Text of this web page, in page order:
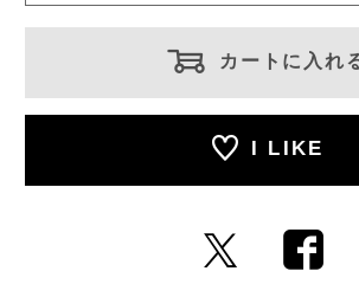
カートに入れ
I LIKE